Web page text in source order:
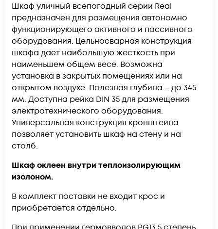
Шкаф уличный всепогодный серии Real
предназначен для размещения автономно
функционирующего активного и пассивного
оборудования. Цельносварная конструкция
шкафа дает наибольшую жесткость при
наименьшем общем весе. Возможна
установка в закрытых помещениях или на
открытом воздухе. Полезная глубина – до 345
мм. Доступна рейка DIN 35 для размещения
электротехнического оборудования.
Универсальная конструкция кронштейна
позволяет установить шкаф на стену и на
столб.
Шкаф оклеен внутри теплоизолирующим
изолоном.
В комплект поставки не входит крос и
приобретается отдельно.